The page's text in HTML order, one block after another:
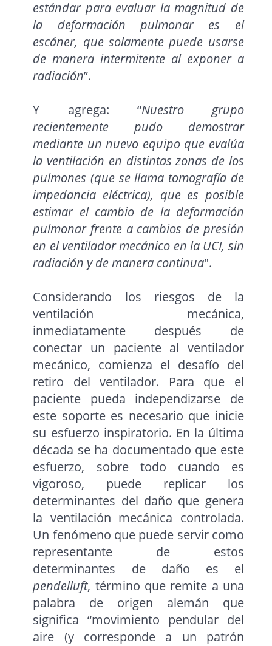
estándar para evaluar la magnitud de
la deformación pulmonar es el
escáner, que solamente puede usarse
de manera intermitente al exponer a
radiación”.
Y agrega: “Nuestro grupo
recientemente pudo demostrar
mediante un nuevo equipo que evalúa
la ventilación en distintas zonas de los
pulmones (que se llama tomografía de
impedancia eléctrica), que es posible
estimar el cambio de la deformación
pulmonar frente a cambios de presión
en el ventilador mecánico en la UCI, sin
radiación y de manera continua".
Considerando los riesgos de la
ventilación mecánica,
inmediatamente después de
conectar un paciente al ventilador
mecánico, comienza el desafío del
retiro del ventilador. Para que el
paciente pueda independizarse de
este soporte es necesario que inicie
su esfuerzo inspiratorio. En la última
década se ha documentado que este
esfuerzo, sobre todo cuando es
vigoroso, puede replicar los
determinantes del daño que genera
la ventilación mecánica controlada.
Un fenómeno que puede servir como
representante de estos
determinantes de daño es el
pendelluft, término que remite a una
palabra de origen alemán que
significa “movimiento pendular del
aire (y corresponde a un patrón